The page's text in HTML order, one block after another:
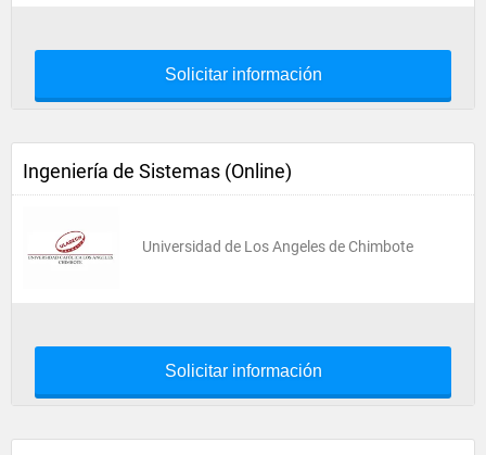
Solicitar información
Ingeniería de Sistemas (Online)
Universidad de Los Angeles de Chimbote
Solicitar información